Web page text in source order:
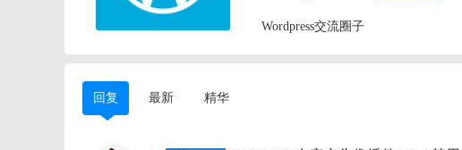
Wordpress交流圈子
回复 最新 精华